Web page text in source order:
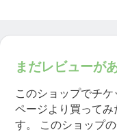
まだレビューが
このショップでチ
ページより買ってみ
す。
このショップ